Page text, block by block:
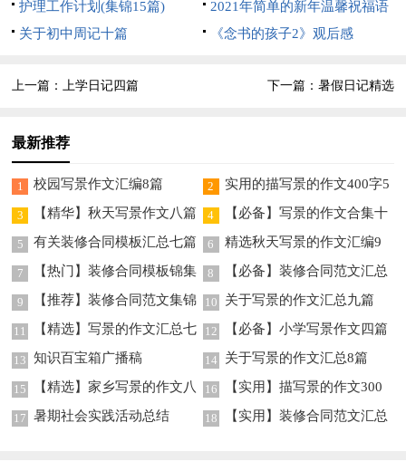
护理工作计划(集锦15篇)
2021年简单的新年温馨祝福语
89句
关于初中周记十篇 《念书的孩子2》观后感
上一篇： 上学日记四篇 下一篇： 暑假日记精选
最新推荐
1 校园写景作文汇编8篇 2
实用的描写景的作文400字5
篇
3 【精华】秋天写景作文八篇 4
【必备】写景的作文合集十
篇
5 有关装修合同模板汇总七篇 6
精选秋天写景的作文汇编9
篇
7
【热门】装修合同模板锦集
五篇
8
【必备】装修合同范文汇总
十篇
9
【推荐】装修合同范文集锦
9篇
10 关于写景的作文汇总九篇
11
【精选】写景的作文汇总七
篇
12 【必备】小学写景作文四篇
13 知识百宝箱广播稿 14 关于写景的作文汇总8篇
15
【精选】家乡写景的作文八
篇
16
【实用】描写景的作文300
字九篇
17 暑期社会实践活动总结 18
【实用】装修合同范文汇总